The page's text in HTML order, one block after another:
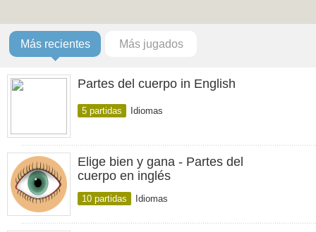
Más recientes Más jugados
Partes del cuerpo in English
5 partidas Idiomas
Elige bien y gana - Partes del
cuerpo en inglés
10 partidas Idiomas